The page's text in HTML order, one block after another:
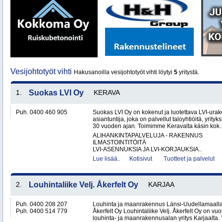
Vesijohtotyöt vihti Hakusanoilla vesijohtotyöt vihti löytyi 5 yritystä.
1. Suokas LVI Oy KERAVA
Puh. 0400 460 905
Suokas LVI Oy on kokenut ja luotettava LVI-
asiantuntija, joka on palvellut taloyhtiöitä,
30 vuoden ajan. Toimimme Keravalta käsin kok..
ALIHANKINTAPALVELUJA - RAKENNUS
ILMASTOINTITÖITÄ
LVI-ASENNUKSIA JA LVI-KORJAUKSIA..
Lue lisää..
Kotisivut Tuotteet ja palvelut
2. Louhintaliike Velj. Åkerfelt Oy KARJAA
Puh. 0400 208 207
Puh. 0400 514 779
Louhinta ja maanrakennus Länsi-
Åkerfelt Oy Louhintaliike Velj. Åkerfelt Oy on
louhinta- ja maanrakennusalan yritys Karjaalta.